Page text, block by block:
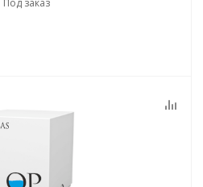
Под заказ